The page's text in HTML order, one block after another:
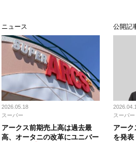
ニュース
2026.05.18
スーパー
アークス前期売上高は過去最
高、オータニの改革にユニバー
公開記
スーパー
アーク
を発